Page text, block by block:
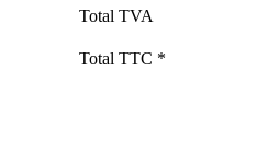
Total TVA
Total TTC *